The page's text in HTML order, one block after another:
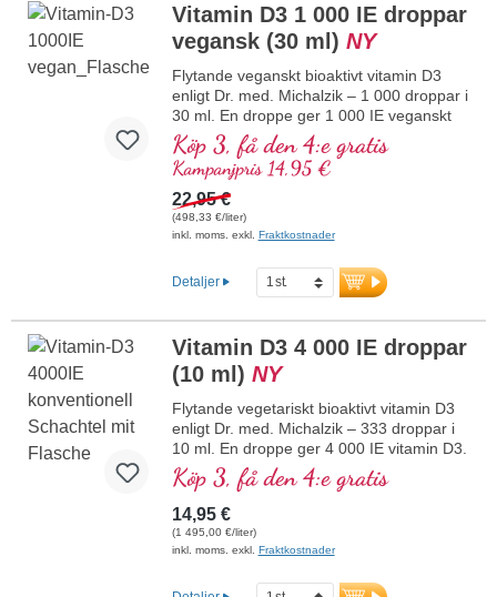
utan genteknik i egen kontrollerad
produktion som har funnits i 25 år,
veganskt, utan tillsatser och
laboratorietestat. Utvecklat av läkare.
mer information om vitamin D3 + K2
Vitamin D3 1 000 IE droppar
vegansk (30 ml) NY
Flytande veganskt bioaktivt vitamin D3
enligt Dr. med. Michalzik – 1 000 droppar i
30 ml. En droppe ger 1 000 IE veganskt
vitamin D3. Högsta premiumkvalitet från
högkvalitativa kontrollerade lavar (inte
från alger!) helt växtbaserat, 100 %
veganskt. Löst i skyddande kokos-MCT-
olja, odlad utan pesticider, för bättre
biotillgänglighet. Denna optimala
benstomme, bidrar till normal
muskelfunktion samt till immunsystemets
utan genteknik i egen kontrollerad
produktion som har funnits i 25 år,
veganskt, utan tillsatser och
mer information om vitamin D3 + K2
Köp 3, få den 4:e gratis
Kampanjpris 14,95 €
22,95 €
(498,33 €/liter)
inkl. moms. exkl. Fraktkostnader
Detaljer
Vitamin D3 4 000 IE droppar
(10 ml) NY
Flytande vegetariskt bioaktivt vitamin D3
enligt Dr. med. Michalzik – 333 droppar i
10 ml. En droppe ger 4 000 IE vitamin D3.
Högsta premiumkvalitet. Upplöst i
skyddande kokos-MCT-olja, odlad utan
bekämpningsmedel, för bättre
biotillgänglighet. Denna optimala
kombination bidrar till att bibehålla normal
muskelfunktion samt till immunsystemets
Köp 3, få den 4:e gratis
14,95 €
(1 495,00 €/liter)
inkl. moms. exkl. Fraktkostnader